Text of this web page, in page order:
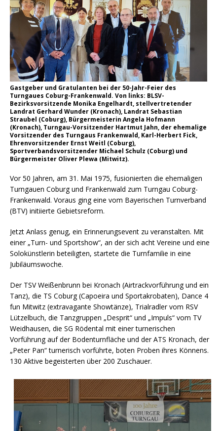
Gastgeber und Gratulanten bei der 50-Jahr-Feier des
Turngaues Coburg-Frankenwald. Von links: BLSV-
Bezirksvorsitzende Monika Engelhardt, stellvertretender
Landrat Gerhard Wunder (Kronach), Landrat Sebastian
Straubel (Coburg), Bürgermeisterin Angela Hofmann
(Kronach), Turngau-Vorsitzender Hartmut Jahn, der ehemalige
Vorsitzender des Turngaus Frankenwald, Karl-Herbert Fick,
Ehrenvorsitzender Ernst Weitl (Coburg),
Sportverbandsvorsitzender Michael Schulz (Coburg) und
Bürgermeister Oliver Plewa (Mitwitz).
Vor 50 Jahren, am 31. Mai 1975, fusionierten die ehemaligen
Turngauen Coburg und Frankenwald zum Turngau Coburg-
Frankenwald. Voraus ging eine vom Bayerischen Turnverband
(BTV) initiierte Gebietsreform.
Jetzt Anlass genug, ein Erinnerungsevent zu veranstalten. Mit
einer „Turn- und Sportshow“, an der sich acht Vereine und eine
Solokünstlerin beteiligten, startete die Turnfamilie in eine
Jubiläumswoche.
Der TSV Weißenbrunn bei Kronach (Airtrackvorführung und ein
Tanz), die TS Coburg (Capoeira und Sportakrobaten), Dance 4
fun Mitwitz (extravagante Showtänze), Trialradler vom RSV
Lützelbuch, die Tanzgruppen „Desprit“ und „Impuls“ vom TV
Weidhausen, die SG Rödental mit einer turnerischen
Vorführung auf der Bodenturnfläche und der ATS Kronach, der
„Peter Pan“ turnerisch vorführte, boten Proben ihres Könnens.
130 Aktive begeisterten über 200 Zuschauer.